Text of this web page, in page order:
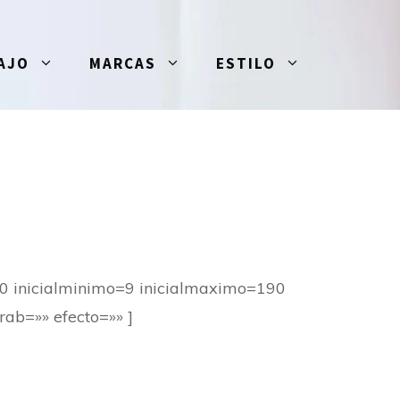
MARCAS ESTILO
inicialminimo=9 inicialmaximo=190
efecto=»» ]